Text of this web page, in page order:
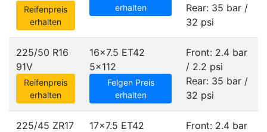
Reifenpreis
erhalten
erhalten
Rear: 35 bar /
32 psi
225/50 R16
91V
Reifenpreis
erhalten
16x7.5 ET42
5x112
Felgen Preis
erhalten
Front: 2.4 bar
/ 2.2 psi
Rear: 35 bar /
32 psi
225/45 ZR17
17x7.5 ET42
Front: 2.4 bar